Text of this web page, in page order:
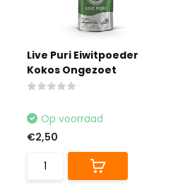
Live Puri Eiwitpoeder
Kokos Ongezoet
Op voorraad
€2,50